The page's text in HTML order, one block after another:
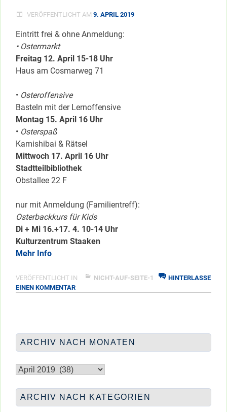
VERÖFFENTLICHT AM 9. APRIL 2019
Eintritt frei & ohne Anmeldung:
• Ostermarkt
Freitag 12. April 15-18 Uhr
Haus am Cosmarweg 71
• Osteroffensive
Basteln mit der Lernoffensive
Montag 15. April 16 Uhr
• Osterspaß
Kamishibai & Rätsel
Mittwoch 17. April 16 Uhr
Stadtteilbibliothek
Obstallee 22 F
nur mit Anmeldung (Familientreff):
Osterbackkurs für Kids
Di + Mi 16.+17. 4. 10-14 Uhr
Kulturzentrum Staaken
Mehr Info
VERÖFFENTLICHT IN NICHT-AUF-SEITE-1
HINTERLASSE
EINEN KOMMENTARZU
ARCHIV NACH MONATEN
nach
ARCHIV NACH KATEGORIEN